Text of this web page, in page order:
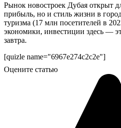
Рынок новостроек Дубая открыт
прибыль, но и стиль жизни в
туризма (17 млн посетителей в
экономики, инвестиции здесь —
завтра.
[quizle name="6967e274c2c2e"]
Оцените статью